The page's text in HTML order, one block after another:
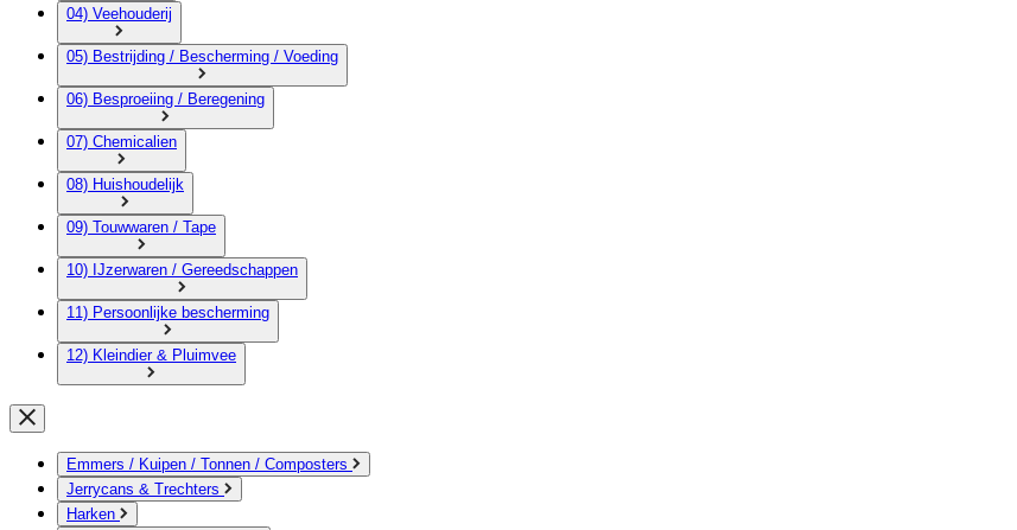
04) Veehouderij
05) Bestrijding / Bescherming / Voeding
06) Besproeiing / Beregening
07) Chemicalien
08) Huishoudelijk
09) Touwwaren / Tape
10) IJzerwaren / Gereedschappen
11) Persoonlijke bescherming
12) Kleindier & Pluimvee
Emmers / Kuipen / Tonnen / Composters
Jerrycans & Trechters
Harken